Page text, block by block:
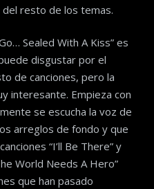
del resto de los temas.
Sealed With A Kiss” es
disgustar por el
de canciones, pero la
interesante. Empieza con
se escucha la voz de
arreglos de fondo y que
“I’ll Be There” y
World Needs A Hero”
que han pasado